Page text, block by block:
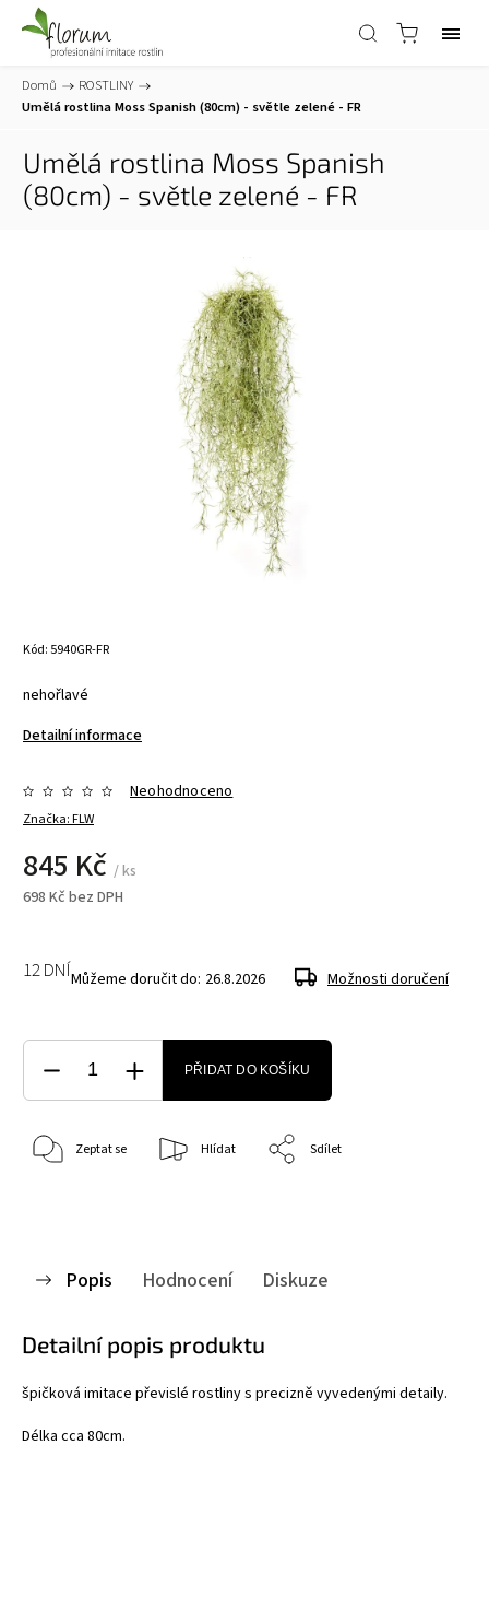
Domů / ROSTLINY /
Umělá rostlina Moss Spanish (80cm) - světle zelené - FR
Umělá rostlina Moss Spanish
(80cm) - světle zelené - FR
Kód: 5940GR-FR
nehořlavé
Detailní informace
Značka:FLW
Neohodnoceno
845 Kč / ks
698 Kč bez DPH
12 DNÍMůžeme doručit do: 26.8.2026 Možnosti doručení
PŘIDAT DO KOŠÍKU
Zeptat se Hlídat Sdílet
Popis Hodnocení Diskuze
Detailní popis produktu
špičková imitace převislé rostliny s precizně vyvedenými detaily.
Délka cca 80cm.